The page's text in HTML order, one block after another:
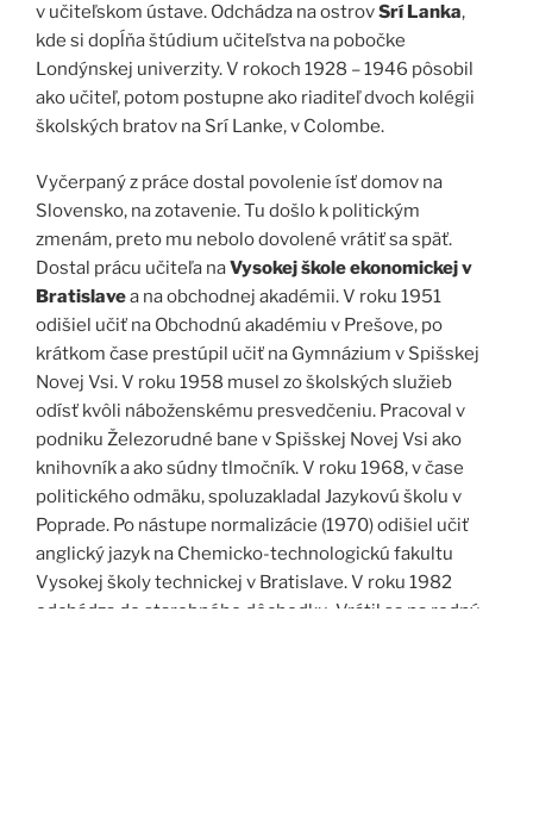
v učiteľskom ústave. Odchádza na ostrovSrí Lanka,
kde si dopĺňa štúdium učiteľstva na pobočke
Londýnskej univerzity. V rokoch 1928 – 1946 pôsobil
ako učiteľ, potom postupne ako riaditeľ dvoch kolégii
školských bratov na Srí Lanke, v Colombe.
Vyčerpaný z práce dostal povolenie ísť domov na
Slovensko, na zotavenie. Tu došlo k politickým
zmenám, preto mu nebolo dovolené vrátiť sa späť.
Dostal prácu učiteľa naVysokej škole ekonomickej v
Bratislavea na obchodnej akadémii. V roku 1951
odišiel učiť na Obchodnú akadémiu v Prešove, po
krátkom čase prestúpil učiť na Gymnázium v Spišskej
Novej Vsi. V roku 1958 musel zo školských služieb
odísť kvôli náboženskému presvedčeniu. Pracoval v
podniku Železorudné bane v Spišskej Novej Vsi ako
knihovník a ako súdny tlmočník. V roku 1968, v čase
politického odmäku, spoluzakladal Jazykovú školu v
Poprade. Po nástupe normalizácie (1970) odišiel učiť
anglický jazyk na Chemicko-technologickú fakultu
Vysokej školy technickej v Bratislave. V roku 1982
odchádza do starobného dôchodku. Vrátil sa na rodný